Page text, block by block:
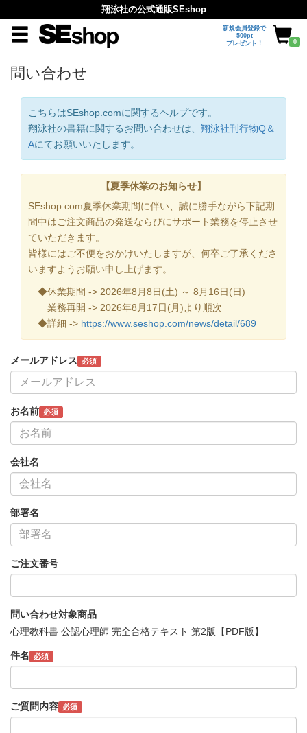
翔泳社の公式通販SEshop
新規会員登録で
500pt
プレゼント！
0
問い合わせ
こちらはSEshop.comに関するヘルプです。
翔泳社の書籍に関するお問い合わせは、 翔泳社刊行物Q＆
Aにてお願いいたします。
【夏季休業のお知らせ】
SEshop.com夏季休業期間に伴い、誠に勝手ながら下記期
間中はご注文商品の発送ならびにサポート業務を停止させ
ていただきます。
皆様にはご不便をおかけいたしますが、何卒ご了承くださ
いますようお願い申し上げます。
◆休業期間 -> 2026年8月8日(土) ～ 8月16日(日)
業務再開 -> 2026年8月17日(月)より順次
◆詳細 -> https://www.seshop.com/news/detail/689
メールアドレス 必須
お名前 必須
会社名
部署名
ご注文番号
問い合わせ対象商品
心理教科書 公認心理師 完全合格テキスト 第2版【PDF版】
件名 必須
ご質問内容 必須